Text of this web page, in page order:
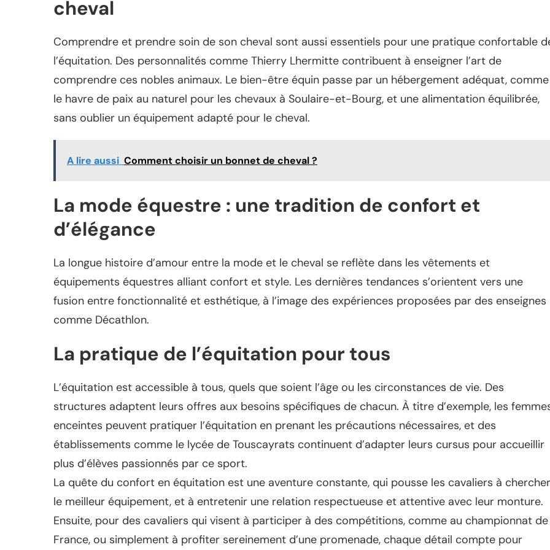
cheval
Comprendre et prendre soin de son cheval sont aussi essentiels pour une pratique confortable
l’équitation. Des personnalités comme Thierry Lhermitte contribuent à enseigner l’art de
comprendre ces nobles animaux. Le bien-être équin passe par un hébergement adéquat, comme
le havre de paix au naturel pour les chevaux à Soulaire-et-Bourg, et une alimentation équilibrée,
sans oublier un équipement adapté pour le cheval.
A lire aussi Comment choisir un bonnet de cheval ?
La mode équestre : une tradition de confort et
d’élégance
La longue histoire d’amour entre la mode et le cheval se reflète dans les vêtements et
équipements équestres alliant confort et style. Les dernières tendances s’orientent vers une
fusion entre fonctionnalité et esthétique, à l’image des expériences proposées par des enseignes
comme Décathlon.
La pratique de l’équitation pour tous
L’équitation est accessible à tous, quels que soient l’âge ou les circonstances de vie. Des
structures adaptent leurs offres aux besoins spécifiques de chacun. À titre d’exemple, les
enceintes peuvent pratiquer l’équitation en prenant les précautions nécessaires, et des
établissements comme le lycée de Touscayrats continuent d’adapter leurs cursus pour accueillir
plus d’élèves passionnés par ce sport.
La quête du confort en équitation est une aventure constante, qui pousse les cavaliers à chercher
le meilleur équipement, et à entretenir une relation respectueuse et attentive avec leur monture.
Ensuite, pour des cavaliers qui visent à participer à des compétitions, comme au championnat de
France, ou simplement à profiter sereinement d’une promenade, chaque détail compte pour